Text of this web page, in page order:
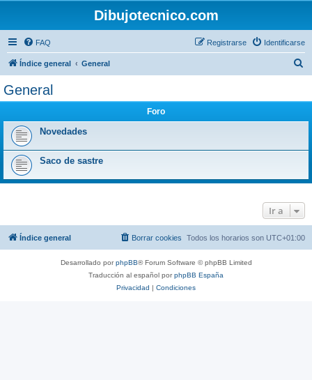
Dibujotecnico.com
FAQ Identificarse
Registrarse
Índice general General
General
Foro
Novedades
Saco de sastre
Ir a
Índice general Todos los horarios son UTC+01:00
Borrar cookies
Desarrollado porphpBB® Forum Software © phpBB Limited
Traducción al español porphpBB España
Privacidad | Condiciones